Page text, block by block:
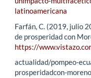
latinoamericana
Farfán, C. (2019, julio
de prosperidad con
https://
actualidad/pompeo-
prosperidadcon-